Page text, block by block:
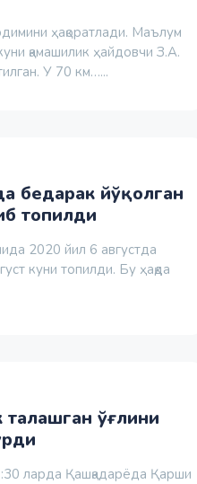
ҳақоратлади. Маълум
қамашилик ҳайдовчи З.А.
У 70 км…...
бедарак йўқолган
топилди
2020 йил 6 августда
куни топилди. Бу ҳақда
талашган ўғлини
ларда Қашқадарёда Қарши